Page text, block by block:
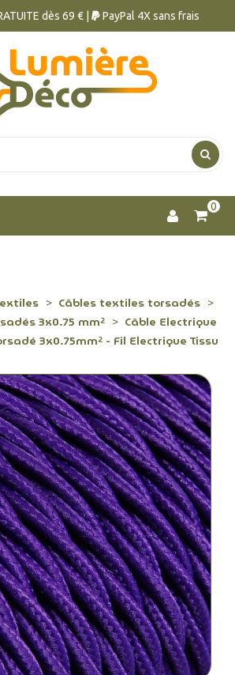
dès 69 € | PayPal 4X sans frais
0
Câbles textiles torsadés
3x0.75 mm²
Câble Electrique
3x0.75mm² - Fil Electrique Tissu